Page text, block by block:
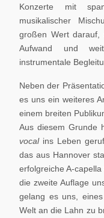
Konzerte mit
musikalischer
großen Wert darauf,
Aufwand und
instrumentale
Neben der
es uns ein weiteres
einem breiten
Aus diesem Grunde
vocal ins Leben
das aus Hannover
erfolgreiche A-capella
die zweite Auflage
gelang es uns,
Welt an die Lahn zu